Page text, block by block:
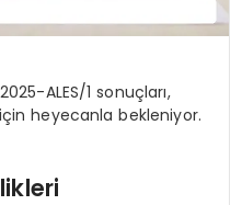
ALES/1 sonuçları,
heyecanla bekleniyor.